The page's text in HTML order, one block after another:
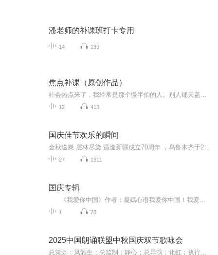
潘老师的补课班打卡专用
14 139
焦点补课（原创作品）
12 413
国庆佳节欢乐的瞬间
27 1311
国庆专辑
1 78
2025中国朗诵联盟中秋国庆双节歌咏会